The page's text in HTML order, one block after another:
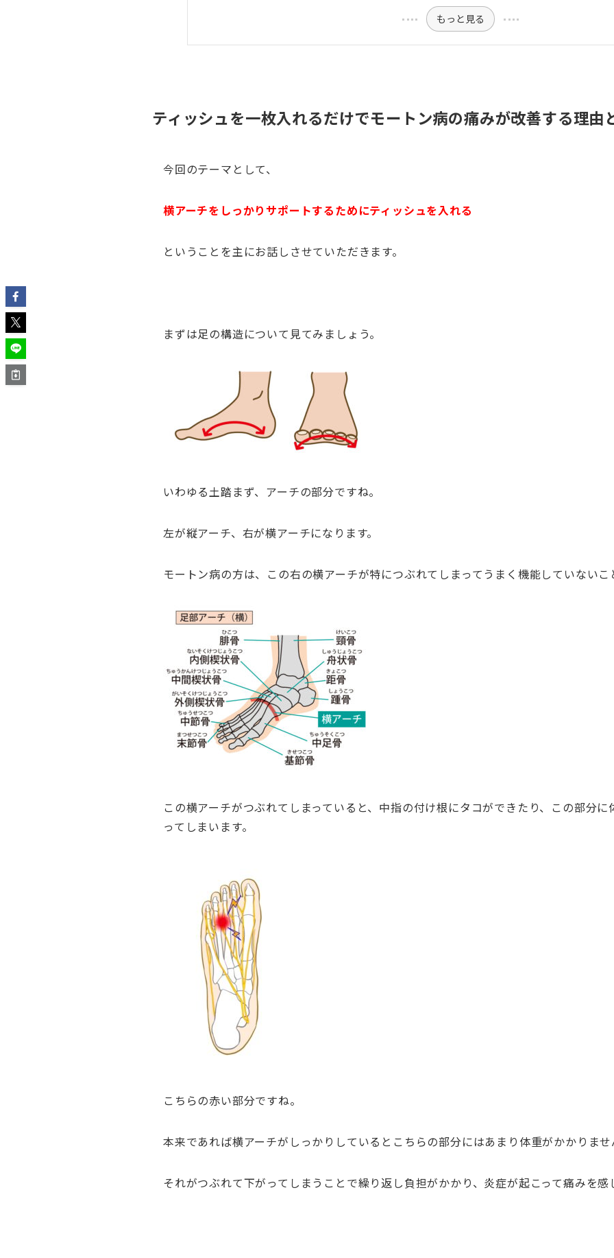
もっと見る
ティッシュを一枚入れるだけでモートン病の痛みが改善する理由
今回のテーマとして、
横アーチをしっかりサポートするためにティッシュを入れる
ということを主にお話しさせていただきます。
まずは足の構造について見てみましょう。
いわゆる土踏まず、アーチの部分ですね。
左が縦アーチ、右が横アーチになります。
モートン病の方は、この右の横アーチが特につぶれてしまってうまく機能していないこ
この横アーチがつぶれてしまっていると、中指の付け根にタコができたり、この部分
ってしまいます。
こちらの赤い部分ですね。
本来であれば横アーチがしっかりしているとこちらの部分にはあまり体重がかかりま
それがつぶれて下がってしまうことで繰り返し負担がかかり、炎症が起こって痛みを感